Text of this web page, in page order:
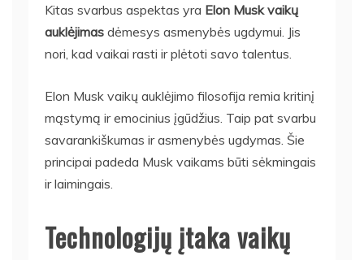
Kitas svarbus aspektas yra Elon Musk vaikų
auklėjimas dėmesys asmenybės ugdymui. Jis
nori, kad vaikai rasti ir plėtoti savo talentus.
Elon Musk vaikų auklėjimo filosofija remia kritinį
mąstymą ir emocinius įgūdžius. Taip pat svarbu
savarankiškumas ir asmenybės ugdymas. Šie
principai padeda Musk vaikams būti sėkmingais
ir laimingais.
Technologijų įtaka vaikų